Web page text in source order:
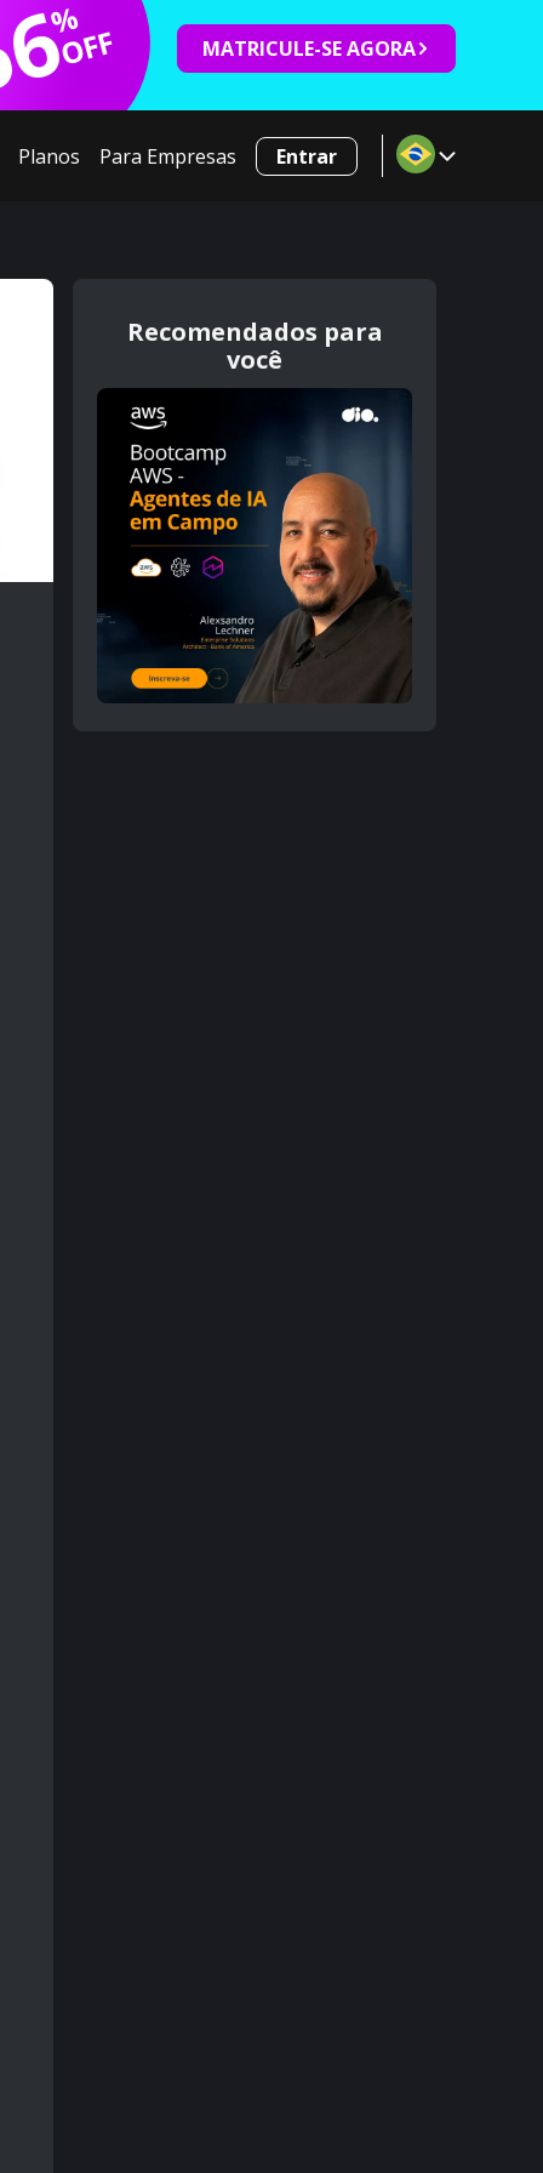
%
OFF MATRICULE-SE AGORA
Planos Para Empresas Entrar
Recomendados para
você